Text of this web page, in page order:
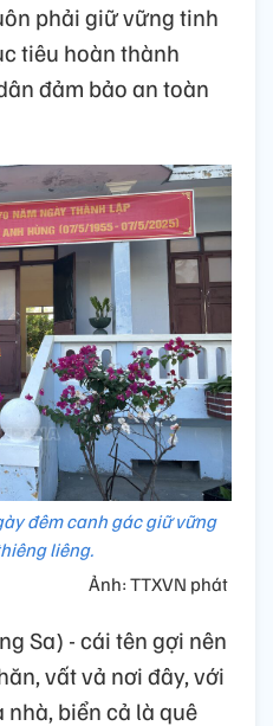
phải giữ vững tinh
tiêu hoàn thành
đảm bảo an toàn
đêm canh gác giữ vững
liêng.
Ảnh: TTXVN phát
Sa) - cái tên gợi nên
vất vả nơi đây, với
biển cả là quê